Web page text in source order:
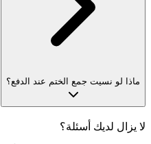
ماذا لو نسيت جمع الختم عند الدفع؟
لا يزال لديك أسئلة؟